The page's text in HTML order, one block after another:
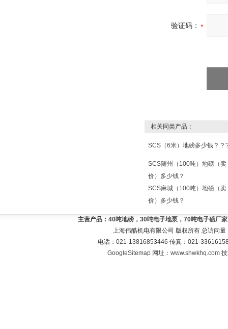
验证码：
相关同类产品：
SCS（6米）地磅多少钱？？
SCS随州（100吨）地磅（卖
价）多少钱？
SCS麻城（100吨）地磅（卖
价）多少钱？
主营产品： 40吨地磅，30吨电子地泵，70吨电子磅厂
上海伟酷机电有限公司 版权所有 总访问量
电话：021-13816853446 传真：021-
GoogleSitemap 网址：www.shwkhq.com